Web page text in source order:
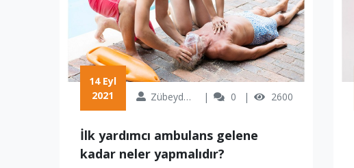
Zübeyde Özkan 0 2600
2021
İlk yardımcı ambulans gelene
kadar neler yapmalıdır?